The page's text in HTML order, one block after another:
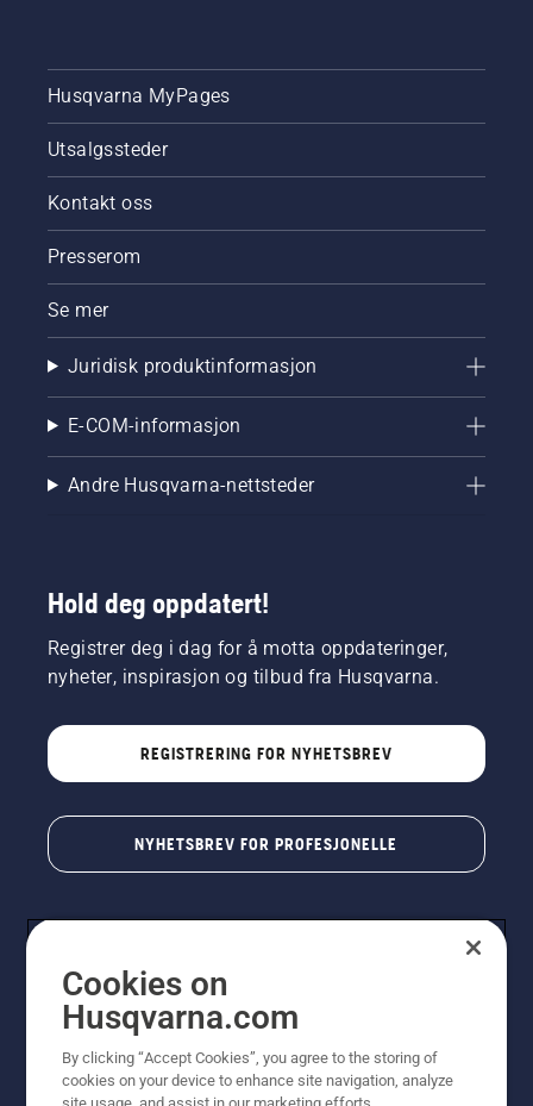
Husqvarna MyPages
Utsalgssteder
Kontakt oss
Presserom
Se mer
Juridisk produktinformasjon
E-COM-informasjon
Andre Husqvarna-nettsteder
Hold deg oppdatert!
Registrer deg i dag for å motta oppdateringer,
nyheter, inspirasjon og tilbud fra Husqvarna.
REGISTRERING FOR NYHETSBREV
NYHETSBREV FOR PROFESJONELLE
© Husqvarna AB (utgiver). Med enerett. Angitte priser
Cookies on
Husqvarna.com
By clicking “Accept Cookies”, you agree to the storing of
cookies on your device to enhance site navigation, analyze